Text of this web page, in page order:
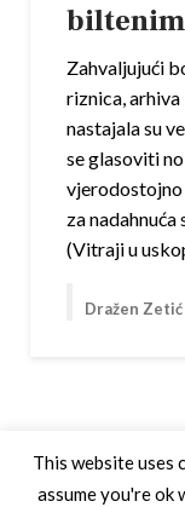
Zahvaljujući
riznica,
nastajala su
se glasoviti
vjerodostojno
za
(Vitraji u
Dražen Zetić
This website uses
assume you're ok